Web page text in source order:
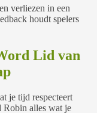
verliezen in een
houdt spelers
Lid van
je tijd respecteert
Robin alles wat je